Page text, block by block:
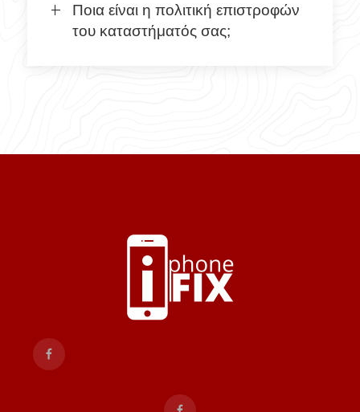
Ποια είναι η πολιτική επιστροφών
του καταστήματός σας;